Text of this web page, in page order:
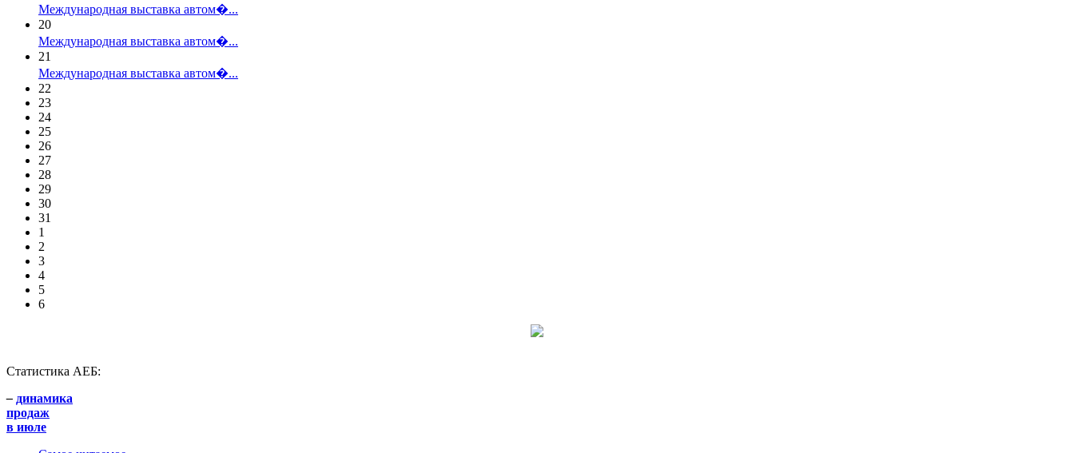
Международная выставка автом�...
20
Международная выставка автом�...
21
Международная выставка автом�...
22
23
24
25
26
27
28
29
30
31
1
2
3
4
5
6
Статистика АЕБ:
– динамика
продаж
в июле